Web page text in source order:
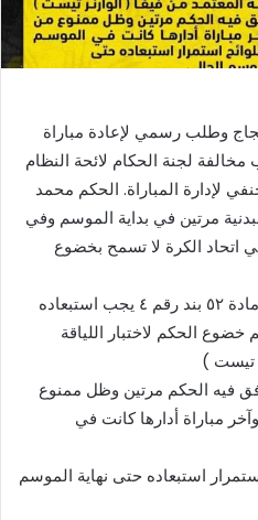
وطلب رسمي لإعادة مباراة
لجنة الحكام لائحة النظام
لإدارة المباراة. الحكم محمد
مرتين في بداية الموسم وفي
اتحاد الكرة لا تسمح بخضوع
ووفقاً للوائح “مادة ٤٣ بند ١ و ٢، مادة ٥٢ بند رقم ٤ يجب استبعاده
خضوع الحكم لاختبار اللياقة
تيست )
فيه الحكم مرتين وظل ممنوع
مباراة أدارها كانت في
استبعاده حتى نهاية الموسم